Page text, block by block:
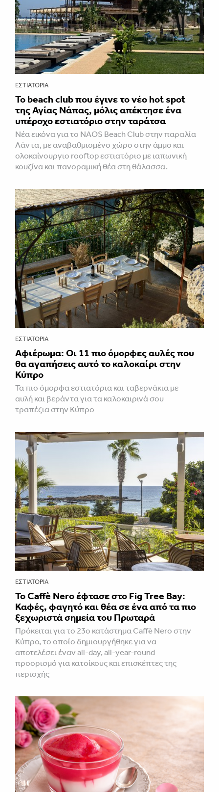
ΕΣΤΙΑΤΌΡΙΑ
Το beach club που έγινε το νέο hot spot
της Αγίας Νάπας, μόλις απέκτησε ένα
υπέροχο εστιατόριο στην ταράτσα
Νέα εικόνα για το NAOS Beach Club στην παραλία
Λάντα, με αναβαθμισμένο χώρο στην άμμο και
ολοκαίνουργιο rooftop εστιατόριο με ιαπωνική
κουζίνα και πανοραμική θέα στη θάλασσα.
ΕΣΤΙΑΤΌΡΙΑ
Αφιέρωμα: Οι 11 πιο όμορφες αυλές που
θα αγαπήσεις αυτό το καλοκαίρι στην
Κύπρο
Τα πιο όμορφα εστιατόρια και ταβερνάκια με
αυλή και βεράντα για τα καλοκαιρινά σου
τραπέζια στην Κύπρο
ΕΣΤΙΑΤΌΡΙΑ
Το Caffè Nero έφτασε στο Fig Tree Bay:
Καφές, φαγητό και θέα σε ένα από τα πιο
ξεχωριστά σημεία του Πρωταρά
Πρόκειται για το 23ο κατάστημα Caffè Nero στην
Κύπρο, το οποίο δημιουργήθηκε για να
αποτελέσει έναν all-day, all-year-round
προορισμό για κατοίκους και επισκέπτες της
περιοχής